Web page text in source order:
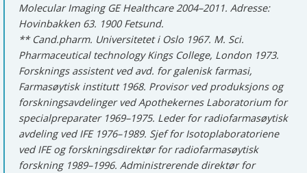
Molecular Imaging GE Healthcare 2004–2011. Adresse:
Hovinbakken 63. 1900 Fetsund.
** Cand.pharm. Universitetet i Oslo 1967. M. Sci.
Pharmaceutical technology Kings College, London 1973.
Forsknings assistent ved avd. for galenisk farmasi,
Farmasøytisk institutt 1968. Provisor ved produksjons og
forskningsavdelinger ved Apothekernes Laboratorium for
specialpreparater 1969–1975. Leder for radiofarmasøytisk
avdeling ved IFE 1976–1989. Sjef for Isotoplaboratoriene
ved IFE og forskningsdirektør for radiofarmasøytisk
forskning 1989–1996. Administrerende direktør for